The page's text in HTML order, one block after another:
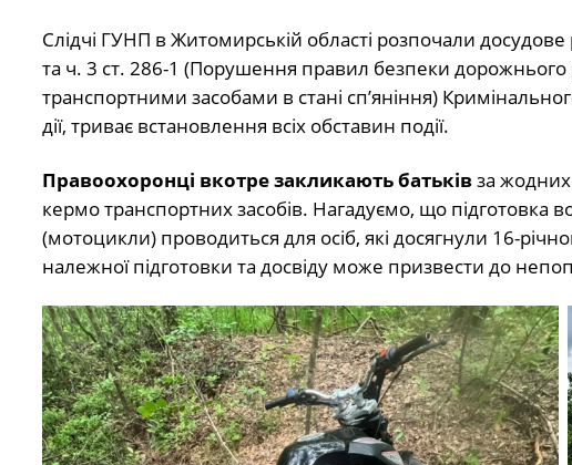
Слідчі ГУНП в Житомирській області розпочали
та ч. 3 ст. 286-1 (Порушення правил безпеки дорожнього
транспортними засобами в стані сп’яніння)
дії, триває встановлення всіх обставин події.
Правоохоронці вкотре закликають батьківза жодних
кермо транспортних засобів. Нагадуємо, що підготовка
(мотоцикли) проводиться для осіб, які досягнули 16-
належної підготовки та досвіду може призвести до